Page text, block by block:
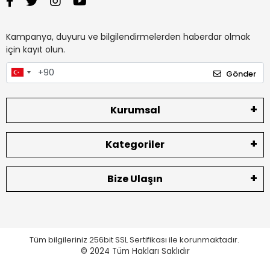
Kampanya, duyuru ve bilgilendirmelerden haberdar olmak
için kayıt olun.
Gönder
Kurumsal
Kategoriler
Bize Ulaşın
Tüm bilgileriniz 256bit SSL Sertifikası ile korunmaktadır.
© 2024 Tüm Hakları Saklıdır